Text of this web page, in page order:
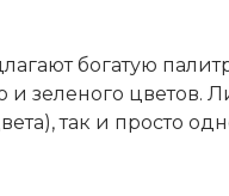
богатую
зеленого цветов.
так и просто